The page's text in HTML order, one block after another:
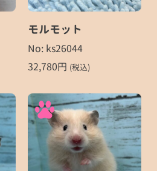
モルモット
No: ks26044
32,780円 (税込)